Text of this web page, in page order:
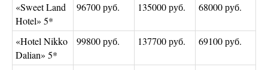
«Sweet Land
Hotel» 5*
96700 руб. 135000 руб. 68000 руб.
«Hotel Nikko
Dalian» 5*
99800 руб. 137700 руб. 69100 руб.